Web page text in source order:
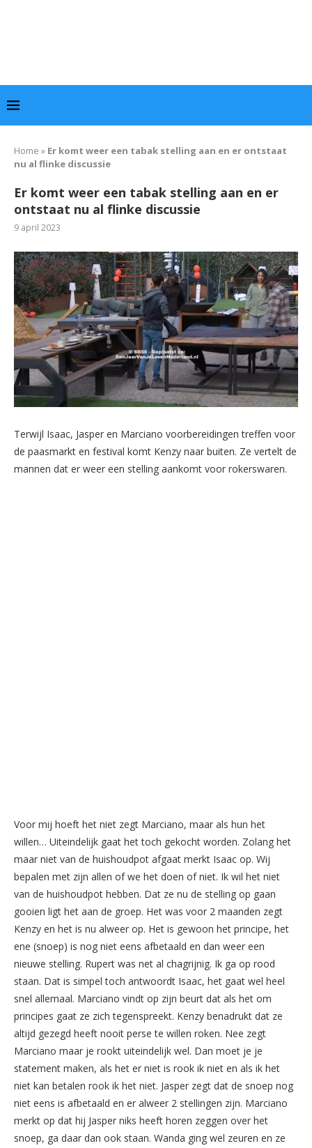
Home » Er komt weer een tabak stelling aan en er ontstaat
nu al flinke discussie
Er komt weer een tabak stelling aan en er
ontstaat nu al flinke discussie
9 april 2023
Terwijl Isaac, Jasper en Marciano voorbereidingen treffen voor
de paasmarkt en festival komt Kenzy naar buiten. Ze vertelt de
mannen dat er weer een stelling aankomt voor rokerswaren.
Voor mij hoeft het niet zegt Marciano, maar als hun het
willen… Uiteindelijk gaat het toch gekocht worden. Zolang het
maar niet van de huishoudpot afgaat merkt Isaac op. Wij
bepalen met zijn allen of we het doen of niet. Ik wil het niet
van de huishoudpot hebben. Dat ze nu de stelling op gaan
gooien ligt het aan de groep. Het was voor 2 maanden zegt
Kenzy en het is nu alweer op. Het is gewoon het principe, het
ene (snoep) is nog niet eens afbetaald en dan weer een
nieuwe stelling. Rupert was net al chagrijnig. Ik ga op rood
staan. Dat is simpel toch antwoordt Isaac, het gaat wel heel
snel allemaal. Marciano vindt op zijn beurt dat als het om
principes gaat ze zich tegenspreekt. Kenzy benadrukt dat ze
altijd gezegd heeft nooit perse te willen roken. Nee zegt
Marciano maar je rookt uiteindelijk wel. Dan moet je je
statement maken, als het er niet is rook ik niet en als ik het
niet kan betalen rook ik het niet. Jasper zegt dat de snoep nog
niet eens is afbetaald en er alweer 2 stellingen zijn. Marciano
merkt op dat hij Jasper niks heeft horen zeggen over het
snoep, ga daar dan ook staan. Wanda ging wel zeuren en ze